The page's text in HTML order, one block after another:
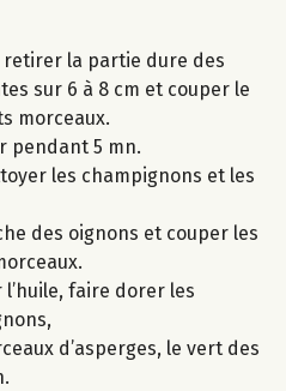
retirer la partie dure des
sur 6 à 8 cm et couper le
morceaux.
pendant 5 mn.
les champignons et les
des oignons et couper les
faire dorer les
d’asperges, le vert des